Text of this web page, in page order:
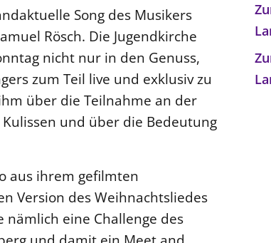
Song des Musikers
Rösch. Die Jugendkirche
nicht nur in den Genuss,
zum Teil live und exklusiv zu
über die Teilnahme an der
und über die Bedeutung
aus ihrem gefilmten
Version des Weihnachtsliedes
nämlich eine Challenge des